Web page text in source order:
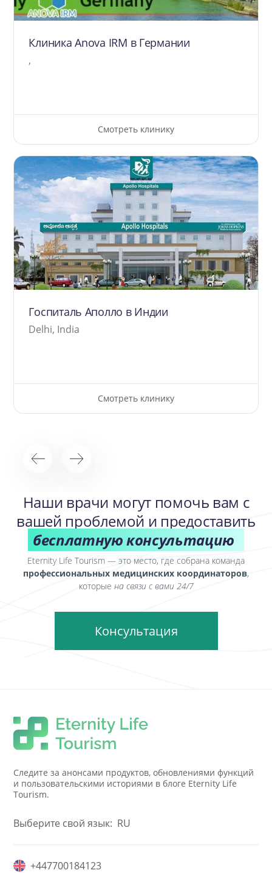
Клиника Anova IRM в Германии
,
Смотреть клинику
Госпиталь Аполло в Индии
Delhi, India
Смотреть клинику
Наши врачи могут помочь вам с
вашей проблемой и предоставить
бесплатную консультацию
Eternity Life Tourism — это место, где собрана команда
профессиональных медицинских координаторов,
которые на связи с вами 24/7
Консультация
Следите за анонсами продуктов, обновлениями функций
и пользовательскими историями в блоге Eternity Life
Tourism.
Выберите свой язык: RU
+447700184123